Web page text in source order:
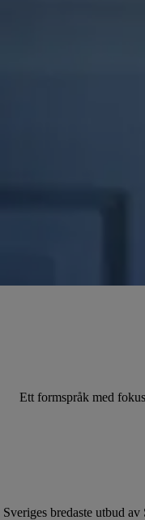
Ett formspråk med
Sveriges bredaste utbud